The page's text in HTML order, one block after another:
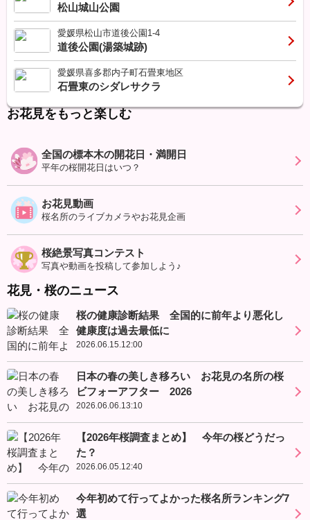
松山城山公園
愛媛県松山市道後公園1-4
道後公園(湯築城跡)
愛媛県喜多郡内子町石畳東地区
石畳東のシダレサクラ
お花見をもっと楽しむ
全国の標本木の開花日・満開日
平年の桜開花日はいつ？
お花見動画
桜名所のライブカメラやお花見企画
桜絶景写真コンテスト
写真や動画を投稿して参加しよう♪
花見・桜のニュース
桜の健康診断結果 全国的に前年より悪化し
健康度は過去最低に
2026.06.15.12:00
日本の春の美しき移ろい お花見の名所の桜
ビフォーアフター 2026
2026.06.06.13:10
【2026年桜調査まとめ】 今年の桜どうだっ
た？
2026.06.05.12:40
今年初めて行ってよかった桜名所ランキング7
選